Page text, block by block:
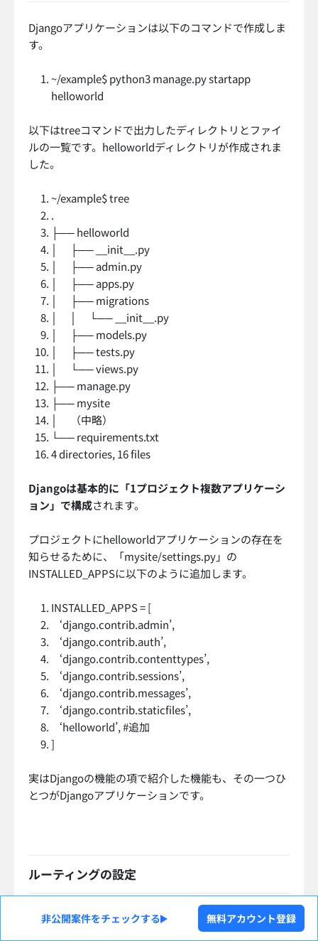
Djangoアプリケーションは以下のコマンドで作成しま
す。
~/example$ python3 manage.py startapp
helloworld
以下はtreeコマンドで出力したディレクトリとファイ
ルの一覧です。helloworldディレクトリが作成されま
した。
~/example$ tree
.
├── helloworld
│ ├── __init__.py
│ ├── admin.py
│ ├── apps.py
│ ├── migrations
│ │ └── __init__.py
│ ├── models.py
│ ├── tests.py
│ └── views.py
├── manage.py
├── mysite
│ （中略）
└── requirements.txt
4 directories, 16 files
Djangoは基本的に「1プロジェクト複数アプリケーシ
ョン」で構成されます。
プロジェクトにhelloworldアプリケーションの存在を
知らせるために、「mysite/settings.py」の
INSTALLED_APPSに以下のように追加します。
INSTALLED_APPS = [
‘django.contrib.admin’,
‘django.contrib.auth’,
‘django.contrib.contenttypes’,
‘django.contrib.sessions’,
‘django.contrib.messages’,
‘django.contrib.staticfiles’,
‘helloworld’, #追加
]
実はDjangoの機能の項で紹介した機能も、その一つひ
とつがDjangoアプリケーションです。
ルーティングの設定
「mysite/urls.py」を以下のように編集します。
非公開案件をチェックする 無料アカウント登録